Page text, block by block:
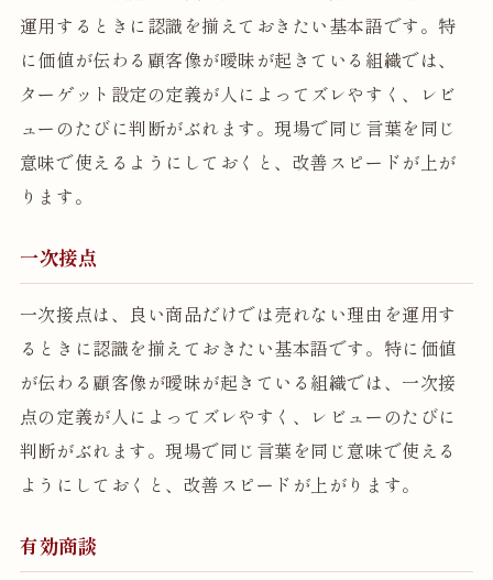
運用するときに認識を揃えておきたい基本語です。特
に価値が伝わる顧客像が曖昧が起きている組織では、
ターゲット設定の定義が人によってズレやすく、レビ
ューのたびに判断がぶれます。現場で同じ言葉を同じ
意味で使えるようにしておくと、改善スピードが上が
ります。
一次接点
一次接点は、良い商品だけでは売れない理由を運用す
るときに認識を揃えておきたい基本語です。特に価値
が伝わる顧客像が曖昧が起きている組織では、一次接
点の定義が人によってズレやすく、レビューのたびに
判断がぶれます。現場で同じ言葉を同じ意味で使える
ようにしておくと、改善スピードが上がります。
有効商談